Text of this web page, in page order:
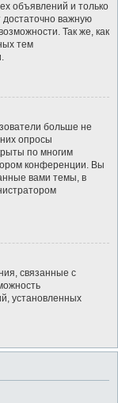
объявлений и только
достаточно важную
Так же, как
тем
больше не
опросы
по многим
конференции. Вы
вами темы, в
связанные с
установленных